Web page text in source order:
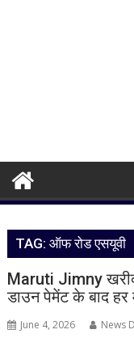
TAG:ऑफ रोड एसयूवी
Maruti Jimny
डाउन पेमेंट के बाद हर
June 4, 2026 News